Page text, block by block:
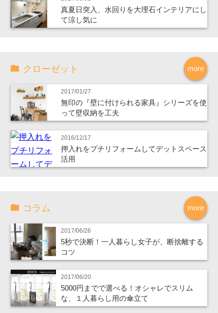
真夏日突入、水回りを大理石インテリアにし
て涼し気に
more
クローゼット
2017/01/27
無印の『壁に付けられる家具』シリーズを使
って壁収納を工夫
2016/12/17
押入れをプチリフォームしてデットスペース
活用
more
コラム
2017/06/26
5秒で決断！一人暮らし女子が、断捨離する
コツ
2017/06/20
5000円までで選べる！オシャレでスリム
な、１人暮らし用の傘立て